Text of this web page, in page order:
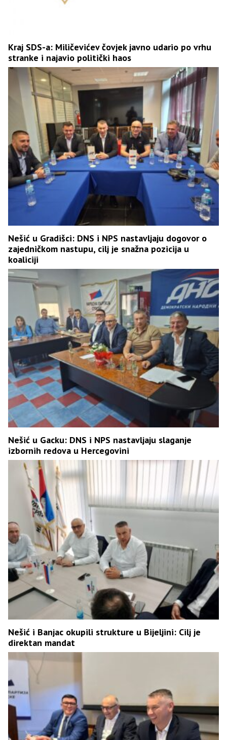
Kraj SDS-a: Miličevićev čovjek javno udario po vrhu
stranke i najavio politički haos
Nešić u Gradišci: DNS i NPS nastavljaju dogovor o
zajedničkom nastupu, cilj je snažna pozicija u
koaliciji
Nešić u Gacku: DNS i NPS nastavljaju slaganje
izbornih redova u Hercegovini
Nešić i Banjac okupili strukture u Bijeljini: Cilj je
direktan mandat